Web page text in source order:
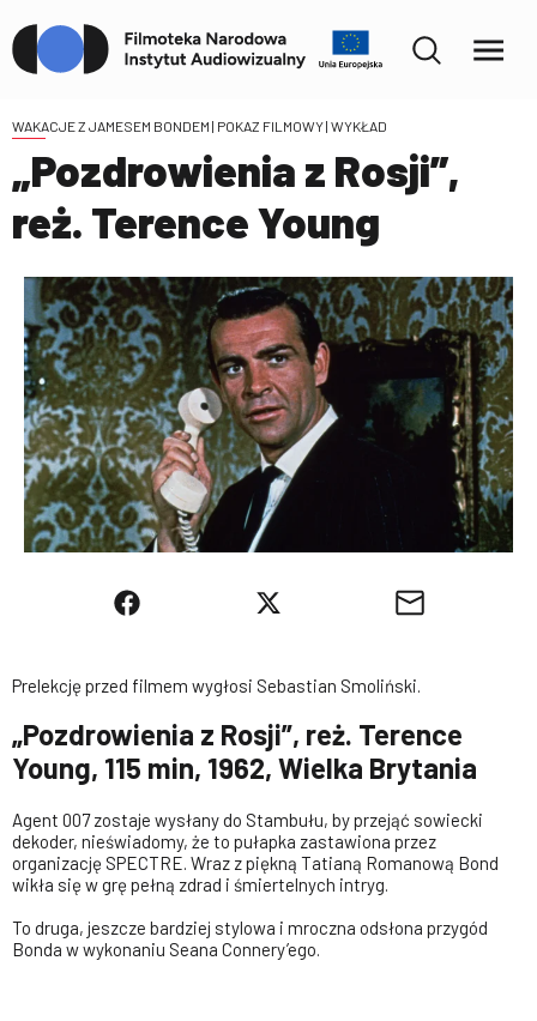
WAKACJE Z JAMESEM BONDEM | POKAZ FILMOWY | WYKŁAD
„Pozdrowienia z Rosji”,
reż. Terence Young
Prelekcję przed filmem wygłosi Sebastian Smoliński.
„Pozdrowienia z Rosji”, reż. Terence
Young, 115 min, 1962, Wielka Brytania
Agent 007 zostaje wysłany do Stambułu, by przejąć sowiecki
dekoder, nieświadomy, że to pułapka zastawiona przez
organizację SPECTRE. Wraz z piękną Tatianą Romanową Bond
wikła się w grę pełną zdrad i śmiertelnych intryg.
To druga, jeszcze bardziej stylowa i mroczna odsłona przygód
Bonda w wykonaniu Seana Connery’ego.